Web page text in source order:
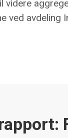
ved avdeling